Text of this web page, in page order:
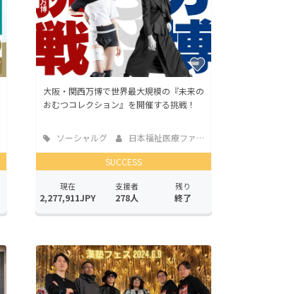
大阪・関西万博で世界最大規模の『未来の
おむつコレクション』を開催する挑戦！
ソーシャルグ
ッド
日本福祉医療ファッ...
SUCCESS
現在
2,277,911JPY
支援者
278人
残り
終了